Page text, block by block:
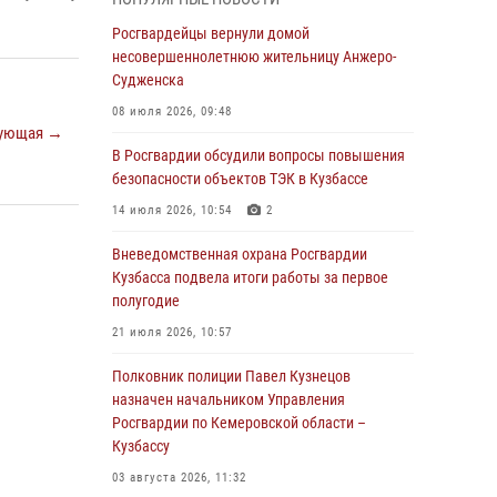
→
Генерал-полковник Олег Плохой поздравил
специалистов организационно-штатных
подразделений Росгвардии с
профессиональным праздником
07 августа 2026, 05:32
С 1 сентября 2026 года вступает в силу новый
федеральный закон о частной охранной
Росгвардейцы задержали предполагаемого
виновника причинения ножевого ранения
Росгвардейцы задержали мужчину,
повредившего имущество горожанки
06 августа 2026, 08:17
Росгвардейцы вернули домой
несовершеннолетнюю жительницу Анжеро-
Судженска
08 июля 2026, 09:48
В Росгвардии обсудили вопросы повышения
безопасности объектов ТЭК в Кузбассе
14 июля 2026, 10:54 2
Вневедомственная охрана Росгвардии
Кузбасса подвела итоги работы за первое
полугодие
21 июля 2026, 10:57
Полковник полиции Павел Кузнецов
назначен начальником Управления
Росгвардии по Кемеровской области –
Кузбассу
03 августа 2026, 11:32